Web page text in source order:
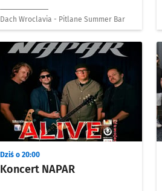
Dach Wroclavia - Pitlane Summer Bar
Koncert NAPAR
Dziś o 20:00